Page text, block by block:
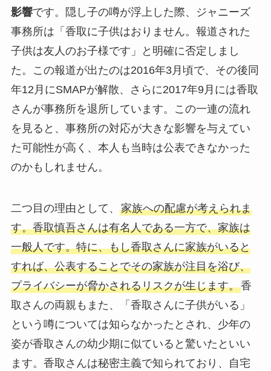
影響です。隠し子の噂が浮上した際、ジャニーズ
事務所は「香取に子供はおりません。報道された
子供は友人のお子様です」と明確に否定しまし
た。この報道が出たのは2016年3月頃で、その後同
年12月にSMAPが解散、さらに2017年9月には香取
さんが事務所を退所しています。この一連の流れ
を見ると、事務所の対応が大きな影響を与えてい
た可能性が高く、本人も当時は公表できなかった
のかもしれません。
二つ目の理由として、 家族への配慮が考えられま
す。香取慎吾さんは有名人である一方で、家族は
一般人です。特に、もし香取さんに家族がいると
すれば、公表することでその家族が注目を浴び、
プライバシーが脅かされるリスクが生じます。香
取さんの両親もまた、「香取さんに子供がいる」
という噂については知らなかったとされ、少年の
姿が香取さんの幼少期に似ていると驚いたといい
ます。香取さんは秘密主義で知られており、自宅